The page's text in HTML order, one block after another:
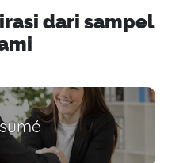
dari sampel